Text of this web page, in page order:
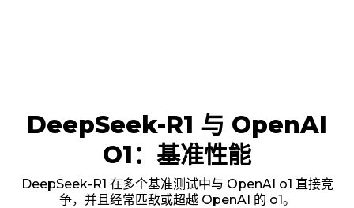
DeepSeek-R1 与 OpenAI
O1：基准性能
DeepSeek-R1 在多个基准测试中与 OpenAI o1 直接竞
争，并且经常匹敌或超越 OpenAI 的 o1。